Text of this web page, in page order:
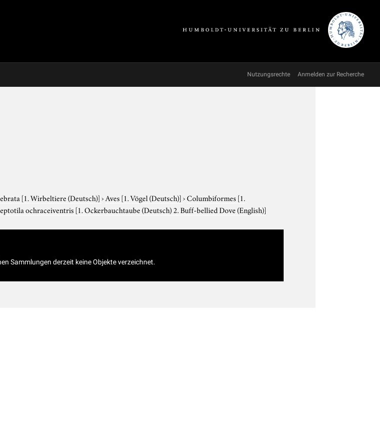
Nutzungsrechte Anmelden zur Recherche
[1. Wirbeltiere (Deutsch)]›Aves [1. Vögel (Deutsch)]›Columbiformes [1.
ochraceiventris [1. Ockerbauchtaube (Deutsch) 2. Buff-bellied Dove (English)]
Sammlungen derzeit keine Objekte verzeichnet.